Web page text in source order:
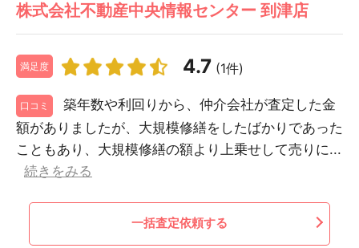
株式会社不動産中央情報センター 到津店
満足度 4.7 (1件)
口コミ
築年数や利回りから、仲介会社が査定した金
額がありましたが、大規模修繕をしたばかりであった
こともあり、大規模修繕の額より上乗せして売りに...
続きをみる
一括査定依頼する